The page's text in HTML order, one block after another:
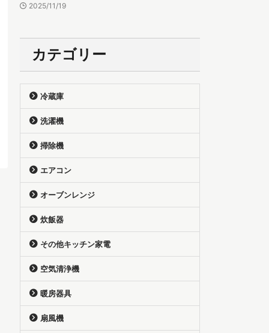
2025/11/19
カテゴリー
冷蔵庫
洗濯機
掃除機
エアコン
オーブンレンジ
炊飯器
その他キッチン家電
空気清浄機
暖房器具
扇風機